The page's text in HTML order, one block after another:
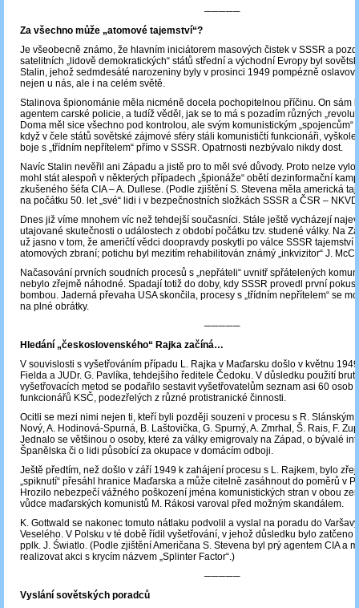
─────
Za všechno může „atomové tajemství“?
Je všeobecně známo, že hlavním iniciátorem masových čistek v SSSR a
satelitních „lidově demokratických“ států střední a východní Evropy byl
Stalin, jehož sedmdesáté narozeniny byly v prosinci 1949 pompézně
nejen u nás, ale i na celém světě.
Stalinova špionománie měla nicméně docela pochopitelnou příčinu. On sám
agentem carské policie, a tudíž věděl, jak se to má s pozadím různých
Doma měl sice všechno pod kontrolou, ale svým komunistickým „spojencům“
když v čele států sovětské zájmové sféry stáli komunističtí funkcionáři,
boje s „třídním nepřítelem“ přímo v SSSR. Opatrnosti nezbývalo nikdy dost.
Navíc Stalin nevěřil ani Západu a jistě pro to měl své důvody. Proto nelze
mohl stát alespoň v některých případech „špionáže“ obětí dezinformační
zkušeného šéfa CIA ‒ A. Dullese. (Podle zjištění S. Stevena měla americká
na počátku 50. let „své“ lidi i v bezpečnostních složkách SSSR a ČSR –
Dnes již víme mnohem víc než tehdejší současníci. Stále ještě vycházejí
utajované skutečnosti o událostech z období počátku tzv. studené války. Na
už jasno v tom, že američtí vědci doopravdy poskytli po válce SSSR tajemství
atomových zbraní; potichu byl mezitím rehabilitován známý „inkvizitor“ J.
Načasování prvních soudních procesů s „nepřáteli“ uvnitř spřátelených
nebylo zřejmě náhodné. Spadají totiž do doby, kdy SSSR provedl první
bombou. Jaderná převaha USA skončila, procesy s „třídním nepřítelem“ se
na plné obrátky.
─────
Hledání „československého“ Rajka začíná…
V souvislosti s vyšetřováním případu L. Rajka v Maďarsku došlo v květnu
Fielda a JUDr. G. Pavlíka, tehdejšího ředitele Čedoku. V důsledku použití
vyšetřovacích metod se podařilo sestavit vyšetřovatelům seznam asi 60 osob
funkcionářů KSČ, podezřelých z různé protistranické činnosti.
Ocitli se mezi nimi nejen ti, kteří byli později souzeni v procesu s R. Slánským,
Nový, A. Hodinová-Spurná, B. Laštovička, G. Spurný, A. Zmrhal, Š. Rais, F.
Jednalo se většinou o osoby, které za války emigrovaly na Západ, o bývalé
Španělska či o lidi působící za okupace v domácím odboji.
Ještě předtím, než došlo v září 1949 k zahájení procesu s L. Rajkem, bylo
„spiknutí“ přesáhl hranice Maďarska a může citelně zasáhnout do poměrů v
Hrozilo nebezpečí vážného poškození jména komunistických stran v obou
vůdce maďarských komunistů M. Rákosi varoval před možným skandálem.
K. Gottwald se nakonec tomuto nátlaku podvolil a vyslal na poradu do
Veselého. V Polsku v té době řídil vyšetřování, v jehož důsledku bylo zatčeno
pplk. J. Światlo. (Podle zjištění Američana S. Stevena byl prý agentem CIA a
realizovat akci s krycím názvem „Splinter Factor“.)
─────
Vyslání sovětských poradců